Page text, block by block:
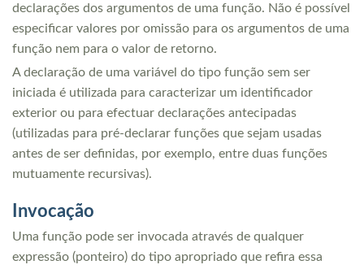
declarações dos argumentos de uma função. Não é possível
especificar valores por omissão para os argumentos de uma
função nem para o valor de retorno.
A declaração de uma variável do tipo função sem ser
iniciada é utilizada para caracterizar um identificador
exterior ou para efectuar declarações antecipadas
(utilizadas para pré-declarar funções que sejam usadas
antes de ser definidas, por exemplo, entre duas funções
mutuamente recursivas).
Invocação
Uma função pode ser invocada através de qualquer
expressão (ponteiro) do tipo apropriado que refira essa